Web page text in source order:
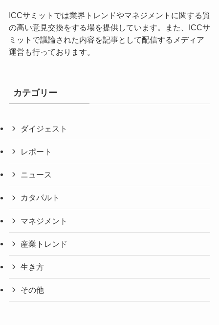
ICCサミットでは業界トレンドやマネジメントに関する質
の高い意見交換をする場を提供しています。また、ICCサ
ミットで議論された内容を記事として配信するメディア
運営も行っております。
カテゴリー
ダイジェスト
レポート
ニュース
カタパルト
マネジメント
産業トレンド
生き方
その他